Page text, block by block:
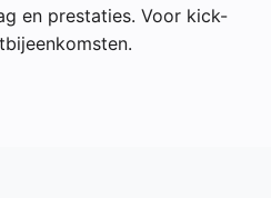
en prestaties. Voor kick-